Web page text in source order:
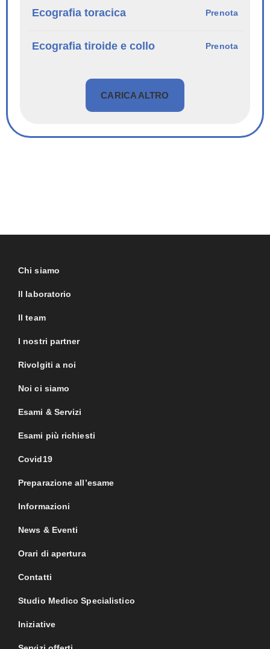
Ecografia toracica Prenota
Ecografia tiroide e collo Prenota
CARICA ALTRO
Chi siamo
Il laboratorio
Il team
I nostri partner
Rivolgiti a noi
Noi ci siamo
Esami & Servizi
Esami più richiesti
Covid19
Preparazione all’esame
Informazioni
News & Eventi
Orari di apertura
Contatti
Studio Medico Specialistico
Iniziative